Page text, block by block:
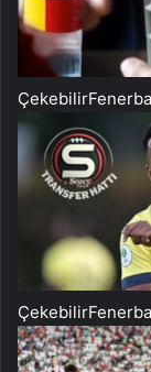
Çekebilir
Çekebilir